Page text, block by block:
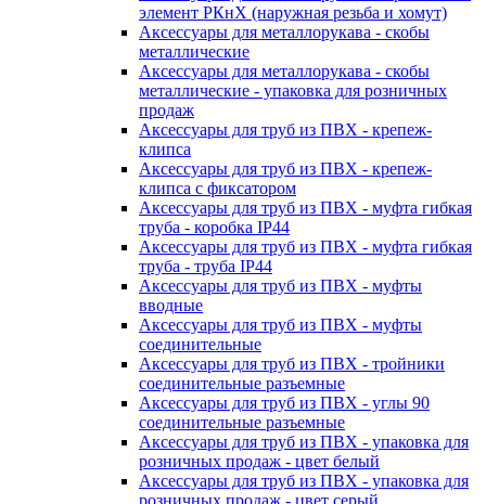
элемент РКнХ (наружная резьба и хомут)
Аксессуары для металлорукава - скобы
металлические
Аксессуары для металлорукава - скобы
металлические - упаковка для розничных
продаж
Аксессуары для труб из ПВХ - крепеж-
клипса
Аксессуары для труб из ПВХ - крепеж-
клипса с фиксатором
Аксессуары для труб из ПВХ - муфта гибкая
труба - коробка IP44
Аксессуары для труб из ПВХ - муфта гибкая
труба - труба IP44
Аксессуары для труб из ПВХ - муфты
вводные
Аксессуары для труб из ПВХ - муфты
соединительные
Аксессуары для труб из ПВХ - тройники
соединительные разъемные
Аксессуары для труб из ПВХ - углы 90
соединительные разъемные
Аксессуары для труб из ПВХ - упаковка для
розничных продаж - цвет белый
Аксессуары для труб из ПВХ - упаковка для
розничных продаж - цвет серый